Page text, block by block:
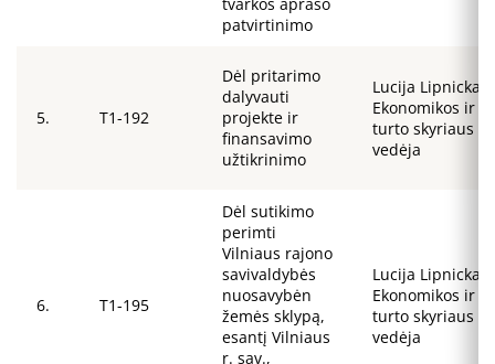
tvarkos aprašo
patvirtinimo
5. T1-192
Dėl pritarimo
dalyvauti
projekte ir
finansavimo
užtikrinimo
Lucija Lipnicka,
Ekonomikos ir
turto skyriaus
vedėja
6. T1-195
Dėl sutikimo
perimti
Vilniaus rajono
savivaldybės
nuosavybėn
žemės sklypą,
esantį Vilniaus
r. sav.,
Lucija Lipnicka,
Ekonomikos ir
turto skyriaus
vedėja